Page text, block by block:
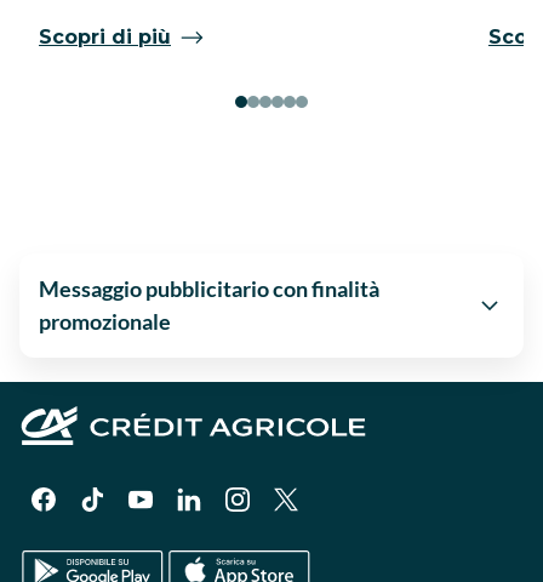
Scopri di più
Messaggio pubblicitario con finalità
promozionale